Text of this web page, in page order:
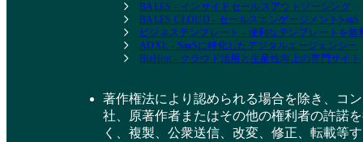
BALES - インサイドセールスアウトソーシング
BALES CLOUD - セールスエンゲージメントSaaS
ビジネステンプレート - 便利なテンプレートを無
ADXL - SaaSに特化したデジタルエージェンシー
BizHint - クラウド活用と生産性向上の専門サイト
著作権法により認められる場合を除き、コ
社、原著作者またはその他の権利者の許諾
く、複製、公衆送信、改変、修正、転載等